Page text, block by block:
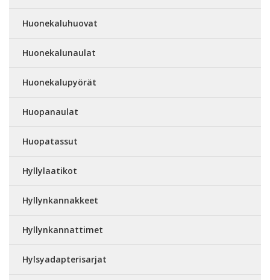
Huonekaluhuovat
Huonekalunaulat
Huonekalupyörät
Huopanaulat
Huopatassut
Hyllylaatikot
Hyllynkannakkeet
Hyllynkannattimet
Hylsyadapterisarjat